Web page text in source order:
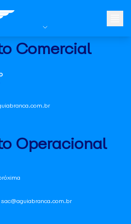
Comercial
Operacional
sac@aguiabranca.com.br